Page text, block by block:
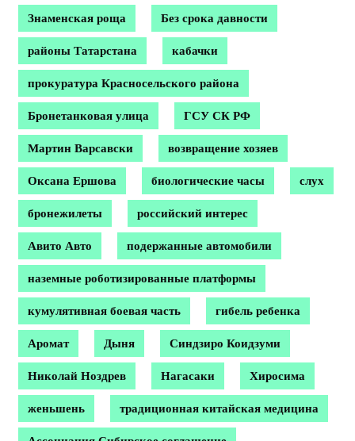
Знаменская роща Без срока давности
районы Татарстана кабачки
прокуратура Красносельского района
Бронетанковая улица ГСУ СК РФ
Мартин Варсавски возвращение хозяев
Оксана Ершова биологические часы слух
бронежилеты российский интерес
Авито Авто подержанные автомобили
наземные роботизированные платформы
кумулятивная боевая часть гибель ребенка
Аромат Дыня Синдзиро Коидзуми
Николай Ноздрев Нагасаки Хиросима
женьшень традиционная китайская медицина